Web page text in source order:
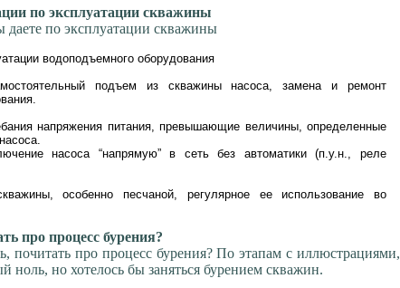
по эксплуатации скважины
по эксплуатации скважины
водоподъемного оборудования
подъем из скважины насоса, замена и ремонт
напряжения питания, превышающие величины, определенные
насоса “напрямую” в сеть без автоматики (п.у.н., реле
особенно песчаной, регулярное ее использование во
про процесс бурения?
почитать про процесс бурения? По этапам с иллюстрациями,
ноль, но хотелось бы заняться бурением скважин.